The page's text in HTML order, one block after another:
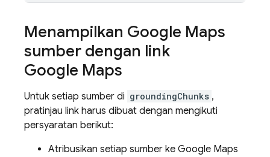
Menampilkan Google Maps
sumber dengan link
Google Maps
Untuk setiap sumber di groundingChunks ,
pratinjau link harus dibuat dengan mengikuti
persyaratan berikut:
Atribusikan setiap sumber ke Google Maps